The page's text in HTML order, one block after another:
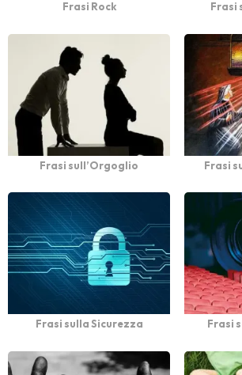
Frasi Rock Frasi
Frasi sull’Orgoglio Frasi
Frasi sulla Sicurezza Frasi